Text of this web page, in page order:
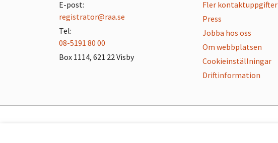
E-post:
registrator@raa.se
Tel:
08-5191 80 00
Box 1114, 621 22 Visby
Fler kontaktuppgifter
Press
Jobba hos oss
Om webbplatsen
Cookieinställningar
Driftinformation